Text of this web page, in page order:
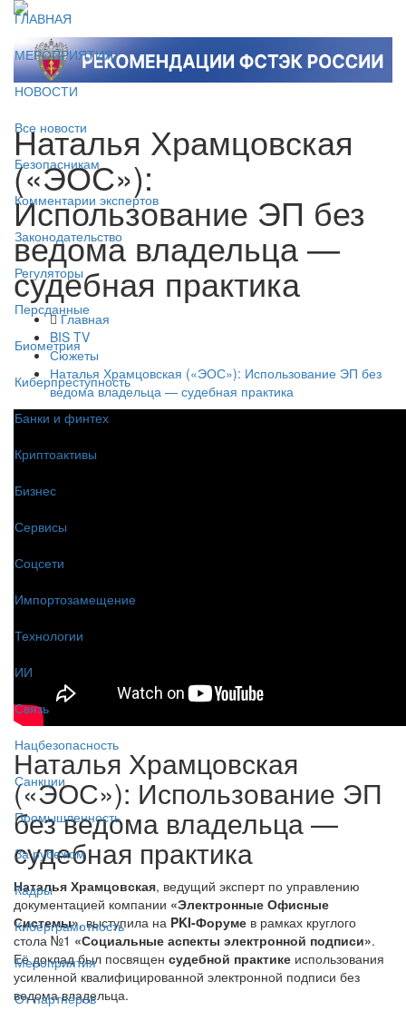
ГЛАВНАЯ
МЕРОПРИЯТИЯ
НОВОСТИ
Все новости
Безопасникам
Комментарии экспертов
Законодательство
Регуляторы
Персданные
Биометрия
Киберпреступность
Банки и финтех
Криптоактивы
Бизнес
Сервисы
Соцсети
Импортозамещение
Технологии
ИИ
Связь
Нацбезопасность
Санкции
Промышленность
За рубежом
Кадры
Киберграмотность
Мероприятия
От партнёров
Наталья Храмцовская
(«ЭОС»):
Использование ЭП без
ведома владельца —
судебная практика
Главная
BIS TV
Сюжеты
Наталья Храмцовская («ЭОС»): Использование ЭП без
ведома владельца — судебная практика
Наталья Храмцовская
(«ЭОС»): Использование ЭП
без ведома владельца —
судебная практика
Наталья Храмцовская, ведущий эксперт по управлению
документацией компании «Электронные Офисные
Системы», выступила на PKI-Форуме в рамках круглого
стола №1 «Социальные аспекты электронной подписи».
Её доклад был посвящен судебной практике использования
усиленной квалифицированной электронной подписи без
ведома владельца.